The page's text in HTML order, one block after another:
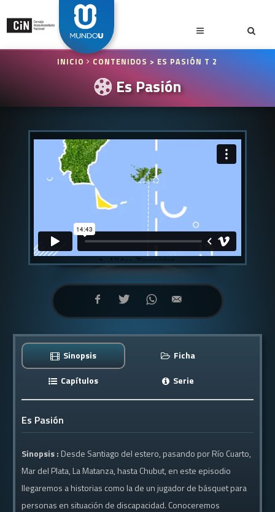
INICIO CONTENIDOS > ES PASIÓN T 2
Es Pasión
Sinopsis
Ficha
Capítulos
Serie
Es Pasión
Sinopsis : Desde Santiago del estero, pasando por Río Cuarto,
Mar del Plata, La Matanza, hasta Chubut, en este episodio
llegaremos a historias como la de un jugador de básquet para
personas en situación de discapacidad. Conoceremos